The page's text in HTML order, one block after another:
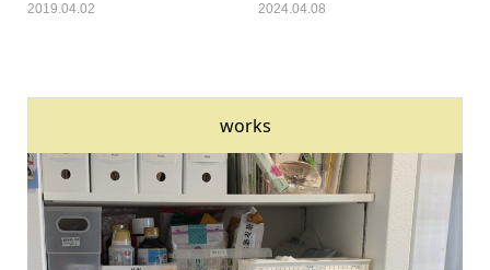
2019.04.02 2024.04.08
works